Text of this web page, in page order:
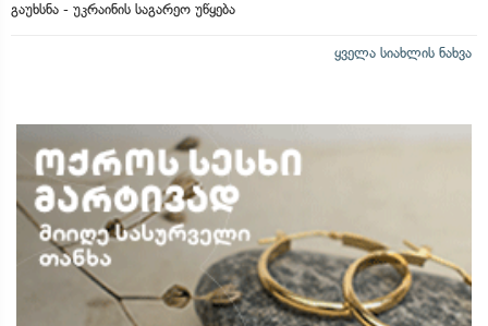
გაუხსნა - უკრაინის საგარეო უწყება
ყველა სიახლის ნახვა